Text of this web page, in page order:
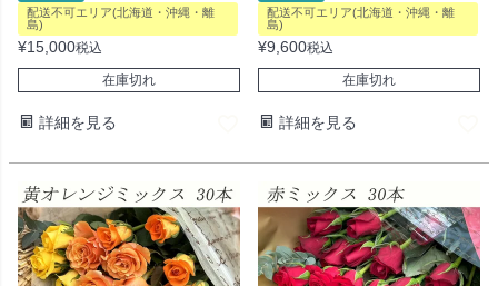
配送不可エリア(北海道・沖縄・離
島)
¥15,000税込
在庫切れ
詳細を見る
配送不可エリア(北海道・沖縄・離
島)
¥9,600税込
在庫切れ
詳細を見る